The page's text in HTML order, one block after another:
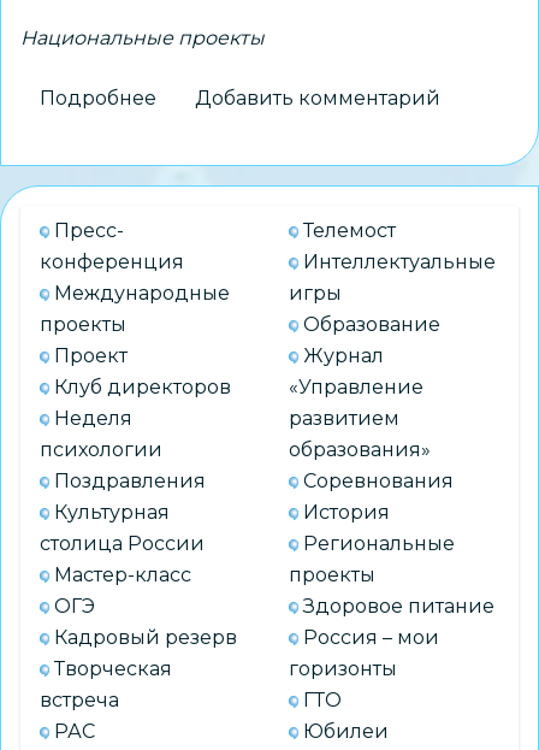
Национальные проекты
Подробнее
Новосибирской
области
продолжается
строительство
и
реконструкция
по
«Молодежь
и
дети»
Добавить комментарий
Пресс-
конференция
Международные
проекты
Проект
Клуб директоров
Неделя
психологии
Поздравления
Культурная
столица России
Мастер-класс
ОГЭ
Кадровый резерв
Творческая
встреча
РАС
Телемост
Интеллектуальные
игры
Образование
Журнал
«Управление
развитием
образования»
Соревнования
История
Региональные
проекты
Здоровое питание
Россия – мои
горизонты
ГТО
Юбилеи